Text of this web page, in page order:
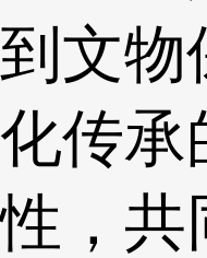
到文物
化传承
性，共